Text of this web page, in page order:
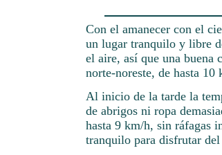
Con el amanecer con el
un lugar tranquilo y libre
el aire, así que una buena
norte-noreste, de hasta
Al inicio de la tarde la
de abrigos ni ropa
hasta 9 km/h, sin ráfagas
tranquilo para disfrutar